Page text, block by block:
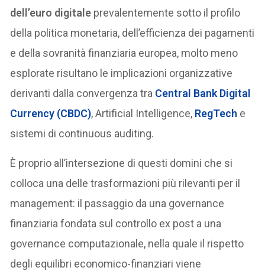
dell’euro digitale prevalentemente sotto il profilo
della politica monetaria, dell’efficienza dei pagamenti
e della sovranità finanziaria europea, molto meno
esplorate risultano le implicazioni organizzative
derivanti dalla convergenza tra Central Bank Digital
Currency (CBDC), Artificial Intelligence, RegTech e
sistemi di continuous auditing.
È proprio all’intersezione di questi domini che si
colloca una delle trasformazioni più rilevanti per il
management: il passaggio da una governance
finanziaria fondata sul controllo ex post a una
governance computazionale, nella quale il rispetto
degli equilibri economico-finanziari viene